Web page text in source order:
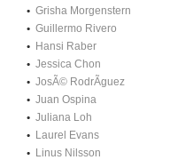
Grisha Morgenstern
Guillermo Rivero
Hansi Raber
Jessica Chon
JosÃ© RodrÃ­guez
Juan Ospina
Juliana Loh
Laurel Evans
Linus Nilsson